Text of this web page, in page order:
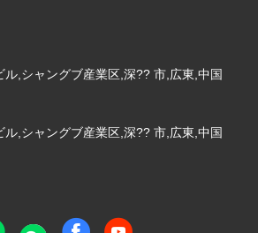
,シャングブ産業区,深?? 市,広東,中国
,シャングブ産業区,深?? 市,広東,中国